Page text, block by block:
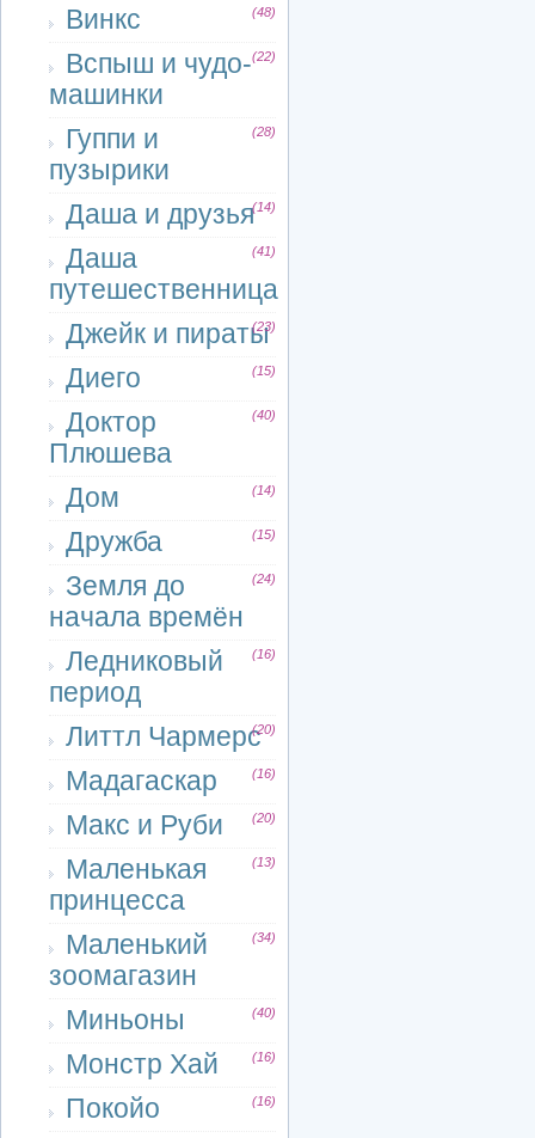
Винкс (48)
Вспыш и чудо-
машинки
(22)
Гуппи и
пузырики
(28)
Даша и друзья(14)
Даша
путешественница
(41)
Джейк и пираты
(23)
Диего (15)
Доктор
Плюшева
(40)
Дом (14)
Дружба (15)
Земля до
начала времён
(24)
Ледниковый
период
(16)
Литтл Чармерс(20)
Мадагаскар (16)
Макс и Руби (20)
Маленькая
принцесса
(13)
Маленький
зоомагазин
(34)
Миньоны (40)
Монстр Хай (16)
Покойо (16)